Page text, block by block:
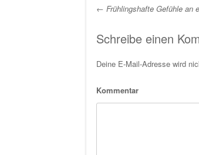
Post
← Frühlingshafte Gefühle an
Schreibe einen
Deine E-Mail-Adresse wird
Kommentar